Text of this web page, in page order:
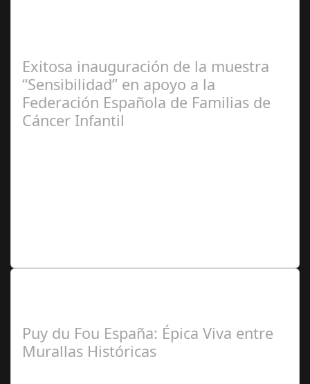
Exitosa inauguración de la muestra
“Sensibilidad” en apoyo a la
Federación Española de Familias de
Cáncer Infantil
Puy du Fou España: Épica Viva entre
Murallas Históricas